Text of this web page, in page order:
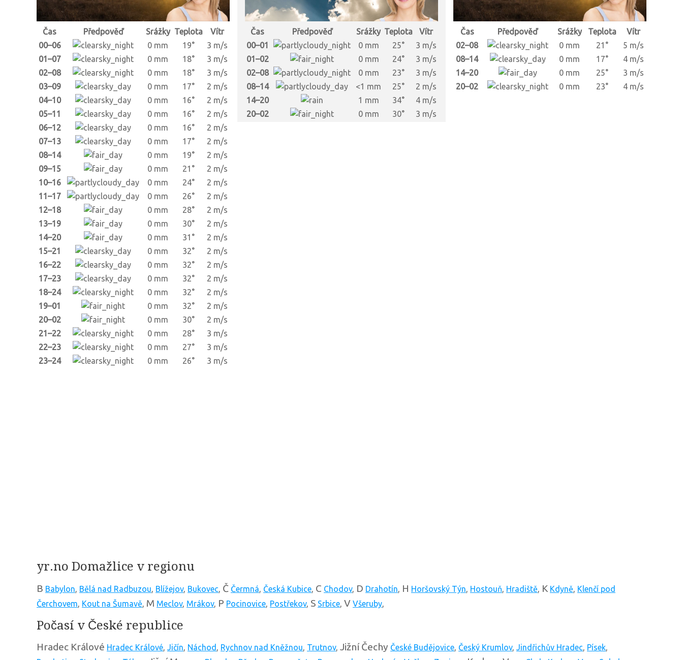
Čas Předpověď Srážky Teplota
Vítr
00–06
0 mm 19°
3 m/s
01–07
0 mm 18°
3 m/s
02–08
0 mm 18°
3 m/s
03–09
0 mm 17°
2 m/s
04–10
0 mm 16°
2 m/s
05–11
0 mm 16°
2 m/s
06–12
0 mm 16°
2 m/s
07–13
0 mm 17°
2 m/s
08–14
0 mm 19°
2 m/s
09–15
0 mm 21°
2 m/s
10–16
0 mm 24°
2 m/s
11–17
0 mm 26°
2 m/s
12–18
0 mm 28°
2 m/s
13–19
0 mm 30°
2 m/s
14–20
0 mm 31°
2 m/s
15–21
0 mm 32°
2 m/s
16–22
0 mm 32°
2 m/s
17–23
0 mm 32°
2 m/s
18–24
0 mm 32°
2 m/s
19–01
0 mm 32°
2 m/s
20–02
0 mm 30°
2 m/s
21–22
0 mm 28°
3 m/s
22–23
0 mm 27°
3 m/s
23–24
0 mm 26° 3 m/s
Čas Předpověď Srážky Teplota
Vítr
00–01
0 mm 25°
3 m/s
01–02
0 mm 24°
3 m/s
02–08
0 mm 23°
3 m/s
08–14
<1 mm 25°
2 m/s
14–20
1 mm 34°
4 m/s
20–02
0 mm 30° 3 m/s
Čas Předpověď Srážky Teplota
Vítr
02–08
0 mm 21°
5 m/s
08–14
0 mm 17°
4 m/s
14–20
0 mm 25°
3 m/s
20–02
0 mm 23° 4 m/s
yr.no Domažlice v regionu
B Babylon, Bělá nad Radbuzou, Blížejov, Bukovec, Č Čermná, Česká Kubice, C Chodov, D Drahotín, H Horšovský Týn, Hostouň, Hradiště, K Kdyně, Klenčí pod
Čerchovem, Kout na Šumavě, M Meclov, Mrákov, P Pocinovice, Postřekov, S Srbice, V Všeruby,
Počasí v České republice
Hradec Králové Hradec Králové, Jičín, Náchod , Rychnov nad Kněžnou, Trutnov, Jižní Čechy České Budějovice, Český Krumlov, Jindřichův Hradec, Písek,